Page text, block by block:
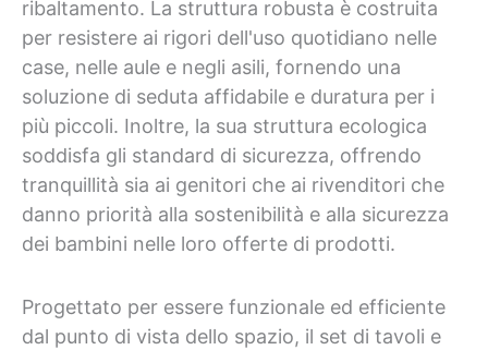
ribaltamento. La struttura robusta è costruita
per resistere ai rigori dell'uso quotidiano nelle
case, nelle aule e negli asili, fornendo una
soluzione di seduta affidabile e duratura per i
più piccoli. Inoltre, la sua struttura ecologica
soddisfa gli standard di sicurezza, offrendo
tranquillità sia ai genitori che ai rivenditori che
danno priorità alla sostenibilità e alla sicurezza
dei bambini nelle loro offerte di prodotti.
Progettato per essere funzionale ed efficiente
dal punto di vista dello spazio, il set di tavoli e